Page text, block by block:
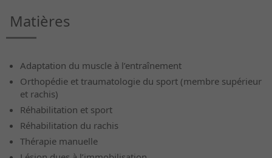
Matières
Adaptation du muscle à l’entraînement
Orthopédie et traumatologie du sport (membre supérieur
et rachis)
Réhabilitation et sport
Réhabilitation du rachis
Thérapie manuelle